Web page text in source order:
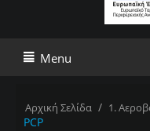
Menu
Αρχική Σελίδα / 1.
PCP